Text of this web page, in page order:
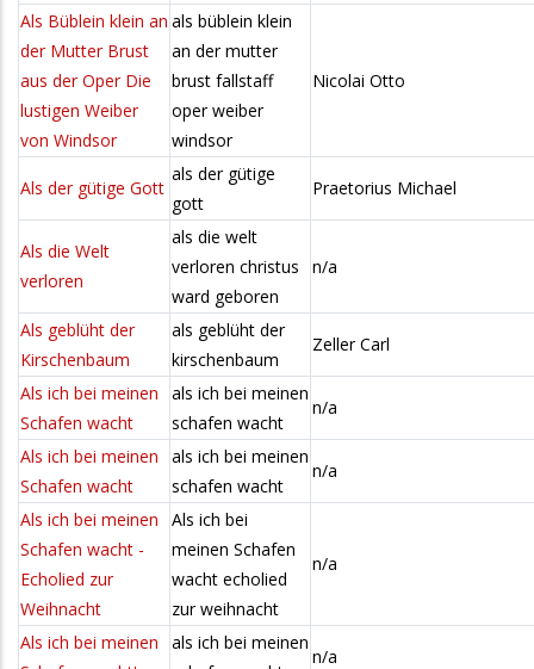
Als Büblein klein an
der Mutter Brust
aus der Oper Die
lustigen Weiber
von Windsor
als büblein klein
an der mutter
brust fallstaff
oper weiber
windsor
Nicolai Otto
Als der gütige Gott
als der gütige
gott
Praetorius Michael
Als die Welt
verloren
als die welt
verloren christus
ward geboren
n/a
Als geblüht der
Kirschenbaum
als geblüht der
kirschenbaum
Zeller Carl
Als ich bei meinen
Schafen wacht
als ich bei meinen
schafen wacht
n/a
Als ich bei meinen
Schafen wacht
als ich bei meinen
schafen wacht
n/a
Als ich bei meinen
Schafen wacht -
Echolied zur
Weihnacht
Als ich bei
meinen Schafen
wacht echolied
zur weihnacht
n/a
Als ich bei meinen
als ich bei meinen
n/a